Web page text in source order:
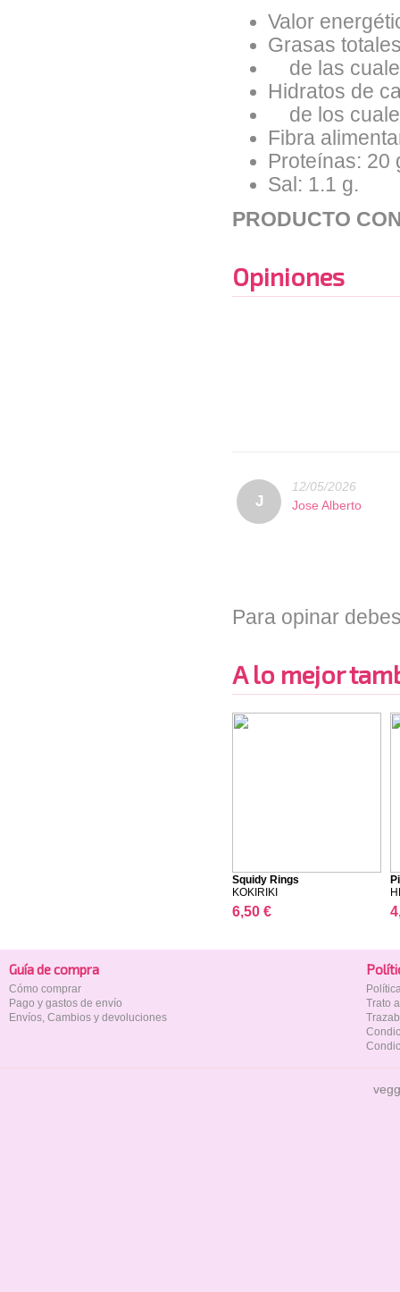
Valor
Grasas
de las
Hidratos de
de los
Fibra
Proteínas: 20
Sal: 1.1 g.
PRODUCTO
Opiniones
J
12/05/2026
Jose Alberto
Para opinar
A lo mejor
Squidy Rings
KOKIRIKI
6,50 €
Guía de compra
Cómo comprar
Pago y gastos de envío
Envíos, Cambios y devoluciones
Trato